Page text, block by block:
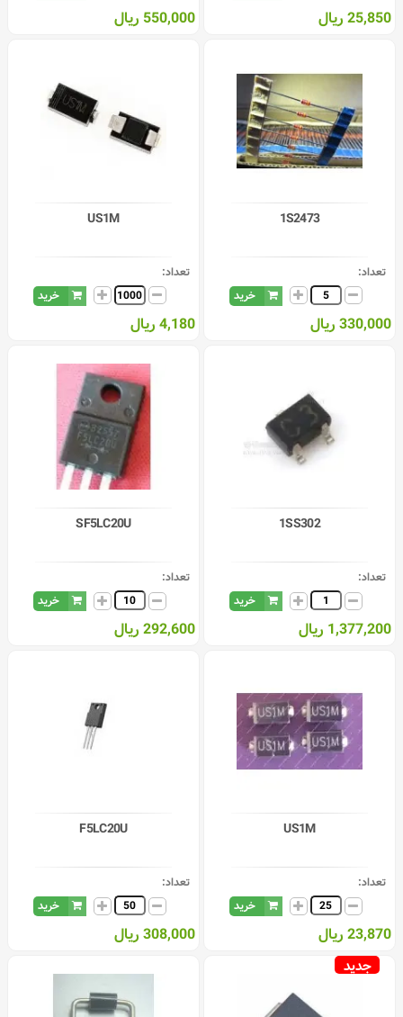
25,850 ریال 550,000 ریال
1S2473
تعداد:
خرید
330,000 ریال
US1M
تعداد:
خرید
4,180 ریال
1SS302
تعداد:
خرید
1,377,200 ریال
SF5LC20U
تعداد:
خرید
292,600 ریال
US1M
تعداد:
خرید
23,870 ریال
F5LC20U
تعداد:
خرید
308,000 ریال
جدید